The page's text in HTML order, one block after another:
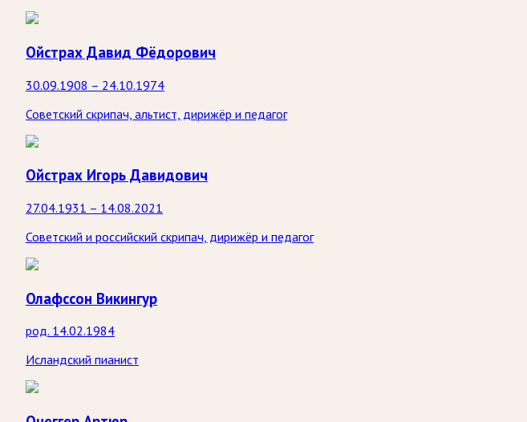
Ойстрах Давид Фёдорович
30.09.1908 – 24.10.1974
Советский скрипач, альтист, дирижёр и педагог
Ойстрах Игорь Давидович
27.04.1931 – 14.08.2021
Советский и российский скрипач, дирижёр и педагог
Олафссон Викингур
род. 14.02.1984
Исландский пианист